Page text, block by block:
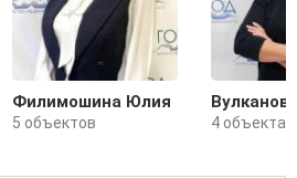
Филимошина Юлия
5 объектов 4 объекта